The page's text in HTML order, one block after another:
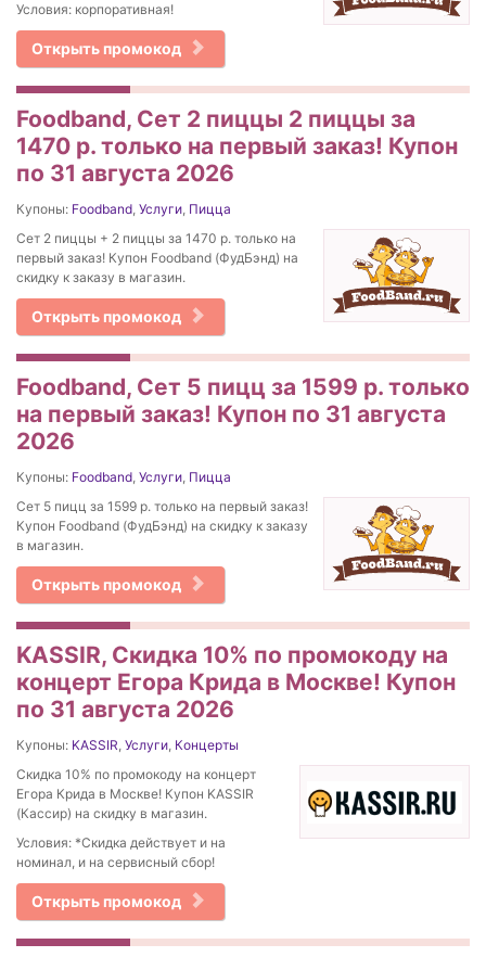
Условия: корпоративная!
Открыть промокод
Foodband, Сет 2 пиццы 2 пиццы за
1470 р. только на первый заказ! Купон
по 31 августа 2026
Купоны: Foodband, Услуги, Пицца
Сет 2 пиццы + 2 пиццы за 1470 р. только на
первый заказ! Купон Foodband (ФудБэнд) на
скидку к заказу в магазин.
Открыть промокод
Foodband, Сет 5 пицц за 1599 р. только
на первый заказ! Купон по 31 августа
2026
Купоны: Foodband, Услуги, Пицца
Сет 5 пицц за 1599 р. только на первый заказ!
Купон Foodband (ФудБэнд) на скидку к заказу
в магазин.
Открыть промокод
KASSIR, Скидка 10% по промокоду на
концерт Егора Крида в Москве! Купон
по 31 августа 2026
Купоны: KASSIR, Услуги, Концерты
Скидка 10% по промокоду на концерт
Егора Крида в Москве! Купон KASSIR
(Кассир) на скидку в магазин.
Условия: *Скидка действует и на
номинал, и на сервисный сбор!
Открыть промокод